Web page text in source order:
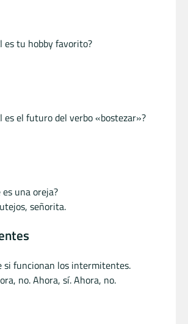
es tu hobby favorito?
es el futuro del verbo «bostezar»?
una oreja?
señorita.
si funcionan los intermitentes.
no. Ahora, sí. Ahora, no.